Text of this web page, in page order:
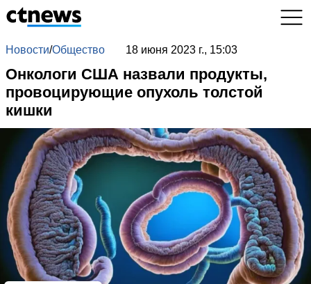
Новости/Общество 18 июня 2023 г., 15:03
Онкологи США назвали продукты,
провоцирующие опухоль толстой
кишки